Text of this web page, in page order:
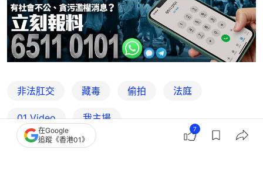
非法肛交 藏毒 偷拍 法庭
01 Video 我主場
在Google
追蹤《香港01》
7